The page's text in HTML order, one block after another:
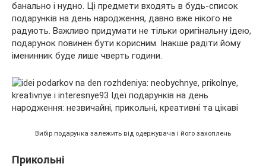
банально і нудно. Ці предмети входять в будь-список
подарунків на день народження, давно вже нікого не
радують. Важливо придумати не тільки оригінальну ідею,
подарунок повинен бути корисним. Інакше радіти йому
іменинник буде лише чверть години.
Вибір подарунка залежить від одержувача і його захоплень
Прикольні